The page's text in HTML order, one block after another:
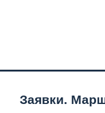
Заявки.